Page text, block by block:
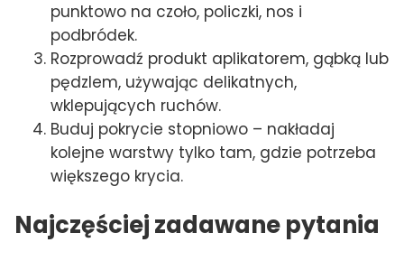
punktowo na czoło, policzki, nos i
podbródek.
Rozprowadź produkt aplikatorem, gąbką lub
pędzlem, używając delikatnych,
wklepujących ruchów.
Buduj pokrycie stopniowo – nakładaj
kolejne warstwy tylko tam, gdzie potrzeba
większego krycia.
Najczęściej zadawane pytania